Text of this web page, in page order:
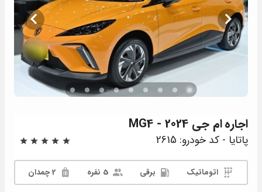
اجارهام جی MG4 - 2024
پاتایا - کد خودرو: 2615
اتوماتیک برقی 5 نفره